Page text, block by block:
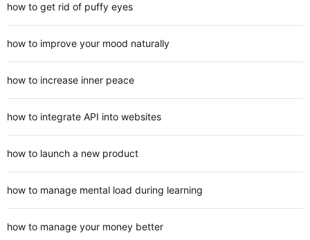
how to get rid of puffy eyes
how to improve your mood naturally
how to increase inner peace
how to integrate API into websites
how to launch a new product
how to manage mental load during learning
how to manage your money better